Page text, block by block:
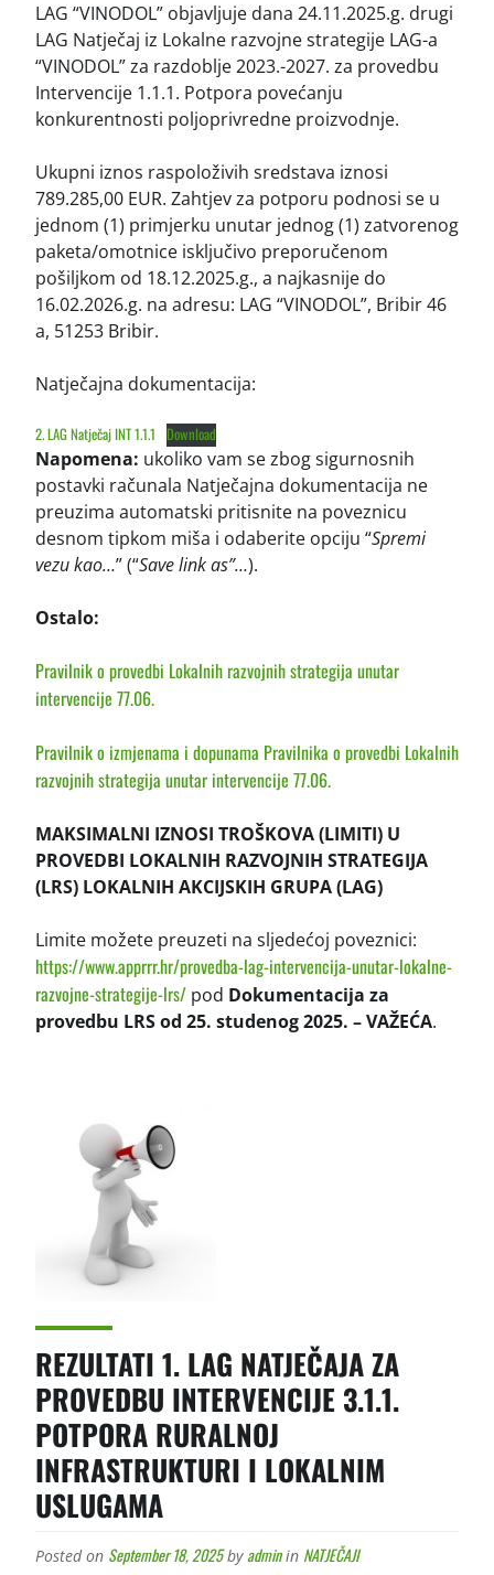
LAG “VINODOL” objavljuje dana 24.11.2025.g. drugi
LAG Natječaj iz Lokalne razvojne strategije LAG-a
“VINODOL” za razdoblje 2023.-2027. za provedbu
Intervencije 1.1.1. Potpora povećanju
konkurentnosti poljoprivredne proizvodnje.
Ukupni iznos raspoloživih sredstava iznosi
789.285,00 EUR. Zahtjev za potporu podnosi se u
jednom (1) primjerku unutar jednog (1) zatvorenog
paketa/omotnice isključivo preporučenom
pošiljkom od 18.12.2025.g., a najkasnije do
16.02.2026.g. na adresu: LAG “VINODOL”, Bribir 46
a, 51253 Bribir.
Natječajna dokumentacija:
2. LAG Natječaj INT 1.1.1 Download
Napomena: ukoliko vam se zbog sigurnosnih
postavki računala Natječajna dokumentacija ne
preuzima automatski pritisnite na poveznicu
desnom tipkom miša i odaberite opciju “Spremi
vezu kao…” (“Save link as”…).
Ostalo:
Pravilnik o provedbi Lokalnih razvojnih strategija unutar
intervencije 77.06.
Pravilnik o izmjenama i dopunama Pravilnika o provedbi Lokalnih
razvojnih strategija unutar intervencije 77.06.
MAKSIMALNI IZNOSI TROŠKOVA (LIMITI) U
PROVEDBI LOKALNIH RAZVOJNIH STRATEGIJA
(LRS) LOKALNIH AKCIJSKIH GRUPA (LAG)
Limite možete preuzeti na sljedećoj poveznici:
https://www.apprrr.hr/provedba-lag-intervencija-unutar-lokalne-
razvojne-strategije-lrs/ pod Dokumentacija za
provedbu LRS od 25. studenog 2025. – VAŽEĆA.
REZULTATI 1. LAG NATJEČAJA ZA
PROVEDBU INTERVENCIJE 3.1.1.
POTPORA RURALNOJ
INFRASTRUKTURI I LOKALNIM
USLUGAMA
Posted on September 18, 2025 by admin in NATJEČAJI